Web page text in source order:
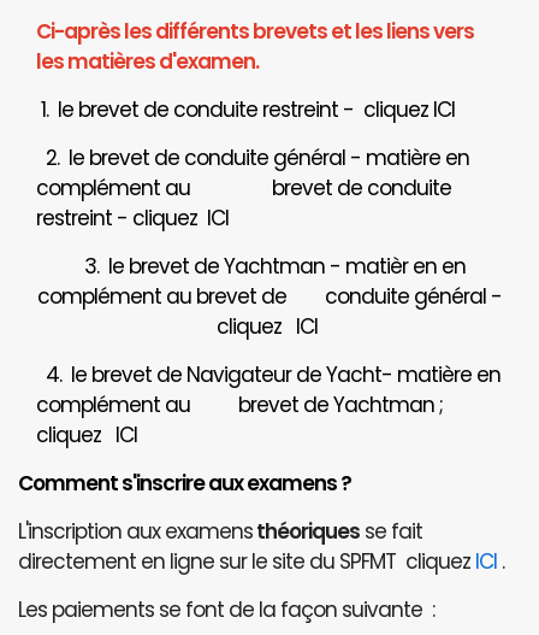
Ci-après les différents brevets et les liens vers
les matières d'examen.
1. le brevet de conduite restreint - cliquez ICI
2. le brevet de conduite général - matière en
complément au brevet de conduite
restreint - cliquez ICI
3. le brevet de Yachtman - matièr en en
complément au brevet de
conduite général -
cliquez ICI
4. le brevet de Navigateur de Yacht- matière en
complément au brevet de Yachtman ;
cliquez ICI
Comment s'inscrire aux examens ?
L'inscription aux examensthéoriques se fait
directement en ligne sur le site du SPFMT cliquez ICI .
Les paiements se font de la façon suivante :